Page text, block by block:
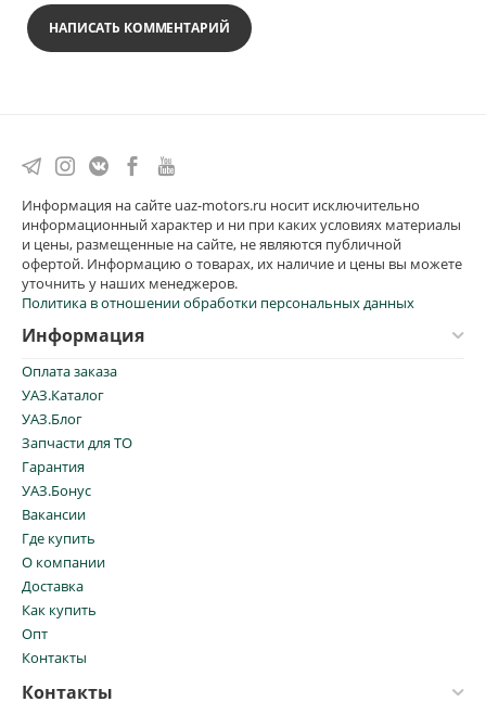
НАПИСАТЬ КОММЕНТАРИЙ
Информация на сайте uaz-motors.ru носит исключительно
информационный характер и ни при каких условиях материалы
и цены, размещенные на сайте, не являются публичной
офертой. Информацию о товарах, их наличие и цены вы можете
уточнить у наших менеджеров.
Политика в отношении обработки персональных данных
Информация
Оплата заказа
УАЗ.Каталог
УАЗ.Блог
Запчасти для ТО
Гарантия
УАЗ.Бонус
Вакансии
Где купить
О компании
Доставка
Как купить
Опт
Контакты
Контакты